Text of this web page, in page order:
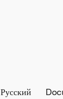
Русский